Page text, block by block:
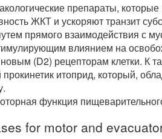
препараты,
ЖКТ и ускоряют транзит
прямого взаимодействия с
влиянием на
(D2) рецепторам клетки. К
итоприд, который,
функция
for motor and